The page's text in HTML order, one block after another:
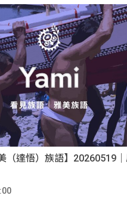
（達悟）族語】20260519